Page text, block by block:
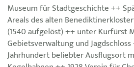
Museum für Stadtgeschichte ++
Areals des alten
(1540 aufgelöst) ++ unter Kurfürst
Gebietsverwaltung und Jagdschloss
Jahrhundert beliebter Ausflugsort